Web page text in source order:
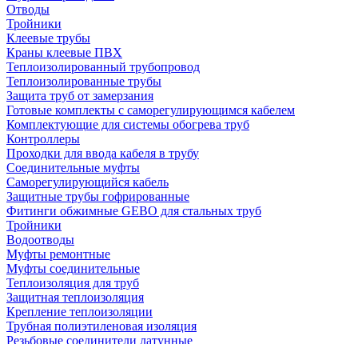
Отводы
Тройники
Клеевые трубы
Краны клеевые ПВХ
Теплоизолированный трубопровод
Теплоизолированные трубы
Защита труб от замерзания
Готовые комплекты с саморегулирующимся кабелем
Комплектующие для системы обогрева труб
Контроллеры
Проходки для ввода кабеля в трубу
Соединительные муфты
Саморегулирующийся кабель
Защитные трубы гофрированные
Фитинги обжимные GEBO для стальных труб
Тройники
Водоотводы
Муфты ремонтные
Муфты соединительные
Теплоизоляция для труб
Защитная теплоизоляция
Крепление теплоизоляции
Трубная полиэтиленовая изоляция
Резьбовые соединители латунные